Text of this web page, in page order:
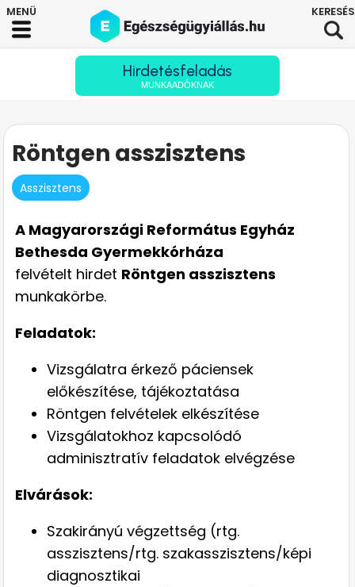
Hirdetésfeladás
MUNKAADÓKNAK
Röntgen asszisztens
Asszisztens
A Magyarországi Református Egyház
Bethesda Gyermekkórháza
felvételt hirdet Röntgen asszisztens
munkakörbe.
Feladatok:
Vizsgálatra érkező páciensek
előkészítése, tájékoztatása
Röntgen felvételek elkészítése
Vizsgálatokhoz kapcsolódó
adminisztratív feladatok elvégzése
Elvárások:
Szakirányú végzettség (rtg.
asszisztens/rtg. szakasszisztens/képi
diagnosztikai